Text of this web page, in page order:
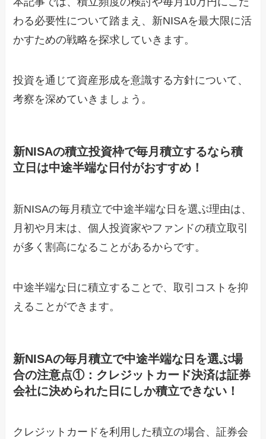
わる必要性について踏まえ、新NISAを最大限に活
かすための戦略を探求していきます。
投資を通じて資産形成を意識する方針について、
考察を深めていきましょう。
新NISAの積立投資枠で毎月積立するなら積
立日は中途半端な日付がおすすめ！
新NISAの毎月積立で中途半端な日を選ぶ理由は、
月初や月末は、個人投資家やファンドの積立取引
が多く割高になることがあるからです。
中途半端な日に積立することで、取引コストを抑
えることができます。
新NISAの毎月積立で中途半端な日を選ぶ場
合の注意点①：クレジットカード決済は証券
会社に決められた日にしか積立できない！
クレジットカードを利用した積立の場合、証券会